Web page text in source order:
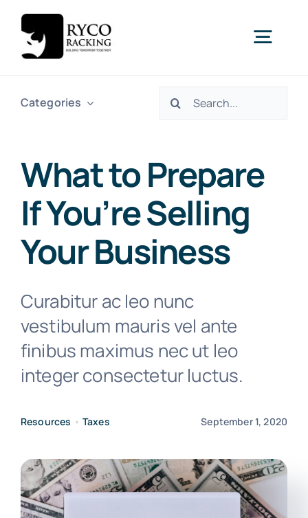
Skip
content
Home
Shelving
Mezzanine New
Turnkey Projects
About Us
Categories
Search
What to Prepare
If You’re Selling
Your Business
Curabitur ac leo nunc
vestibulum mauris vel ante
finibus maximus nec ut leo
integer consectetur luctus.
Resources • Taxes September 1, 2020